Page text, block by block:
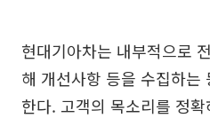
현대기아차는 내부적으로
해 개선사항 등을 수집하는
한다. 고객의 목소리를 정